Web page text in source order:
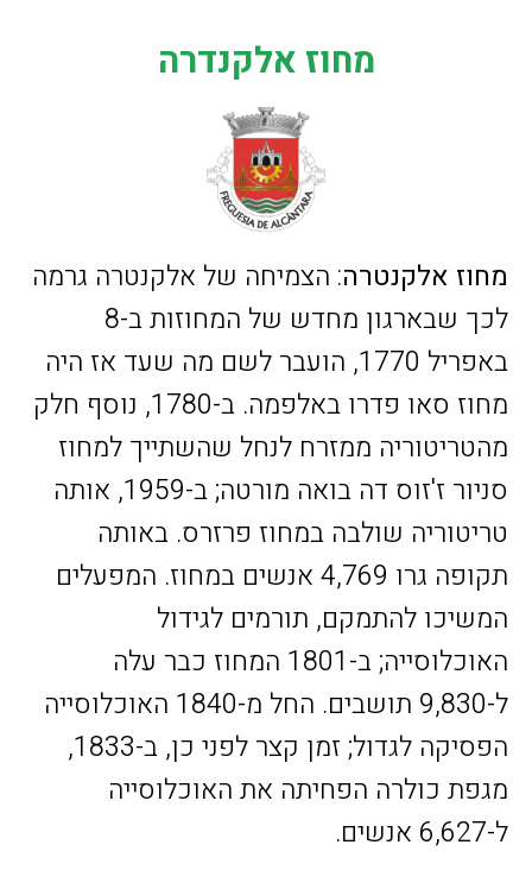
מחוז אלקנדרה
מחוז אלקנטרה: הצמיחה של אלקנטרה גרמה
לכך שבארגון מחדש של המחוזות ב-8
באפריל 1770, הועבר לשם מה שעד אז היה
מחוז סאו פדרו באלפמה. ב-1780, נוסף חלק
מהטריטוריה ממזרח לנחל שהשתייך למחוז
סניור ז'זוס דה בואה מורטה; ב-1959, אותה
טריטוריה שולבה במחוז פרזרס. באותה
תקופה גרו 4,769 אנשים במחוז. המפעלים
המשיכו להתמקם, תורמים לגידול
האוכלוסייה; ב-1801 המחוז כבר עלה
ל-9,830 תושבים. החל מ-1840 האוכלוסייה
הפסיקה לגדול; זמן קצר לפני כן, ב-1833,
מגפת כולרה הפחיתה את האוכלוסייה
ל-6,627 אנשים.